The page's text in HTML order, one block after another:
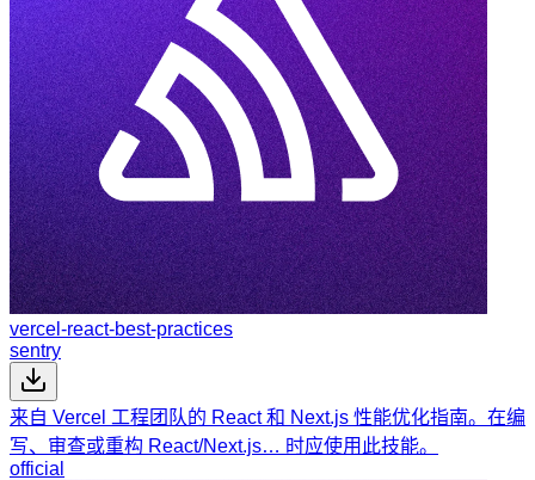
vercel-react-best-practices
sentry
来自 Vercel 工程团队的 React 和 Next.js 性能优化指南。在编
写、审查或重构 React/Next.js… 时应使用此技能。
official